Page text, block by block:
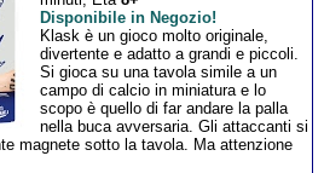
Disponibile in Negozio!
Klask è un gioco molto originale,
divertente e adatto a grandi e piccoli.
Si gioca su una tavola simile a un
campo di calcio in miniatura e lo
scopo è quello di far andare la palla
nella buca avversaria. Gli attaccanti si
magnete sotto la tavola. Ma attenzione